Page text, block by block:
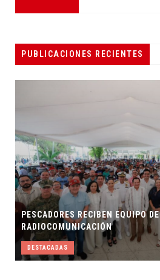
PUBLICACIONES RECIENTES
PESCADORES RECIBEN EQUIPO DE
RADIOCOMUNICACIÓN
DESTACADAS